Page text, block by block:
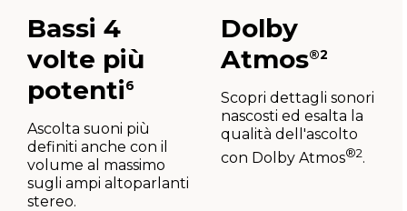
Bassi 4
volte più
potenti6
Ascolta suoni più
definiti anche con il
volume al massimo
sugli ampi altoparlanti
stereo.
Dolby
Atmos®2
Scopri dettagli sonori
nascosti ed esalta la
qualità dell'ascolto
con Dolby Atmos®2.